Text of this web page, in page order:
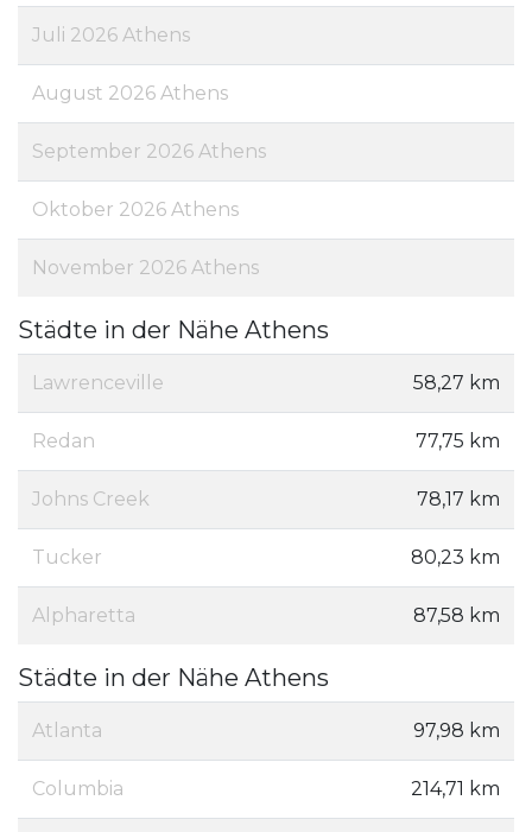
Juli 2026 Athens
August 2026 Athens
September 2026 Athens
Oktober 2026 Athens
November 2026 Athens
Städte in der Nähe Athens
Lawrenceville 58,27 km
Redan 77,75 km
Johns Creek 78,17 km
Tucker 80,23 km
Alpharetta 87,58 km
Städte in der Nähe Athens
Atlanta 97,98 km
Columbia 214,71 km